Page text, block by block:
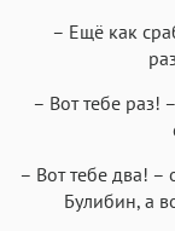
– Ещё как
– Вот тебе раз!
– Вот тебе два! –
Булибин, а